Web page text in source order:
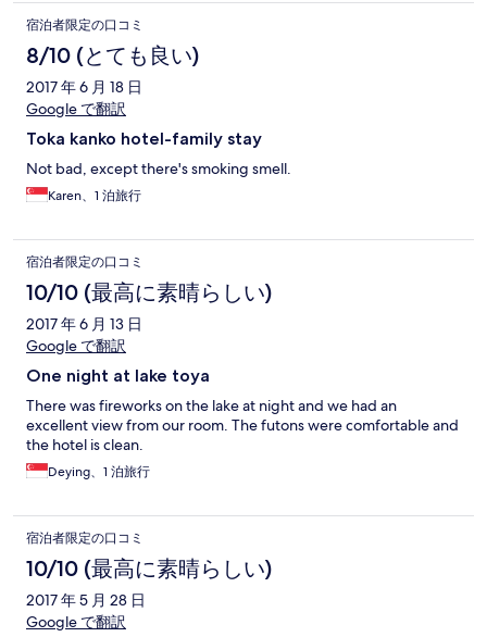
宿泊者限定の口コミ
8/10 (とても良い)
2017 年 6 月 18 日
Google で翻訳
Toka kanko hotel-family stay
Not bad, except there's smoking smell.
Karen、1 泊旅行
宿泊者限定の口コミ
10/10 (最高に素晴らしい)
2017 年 6 月 13 日
Google で翻訳
One night at lake toya
There was fireworks on the lake at night and we had an
excellent view from our room. The futons were comfortable and
the hotel is clean.
Deying、1 泊旅行
宿泊者限定の口コミ
10/10 (最高に素晴らしい)
2017 年 5 月 28 日
Google で翻訳